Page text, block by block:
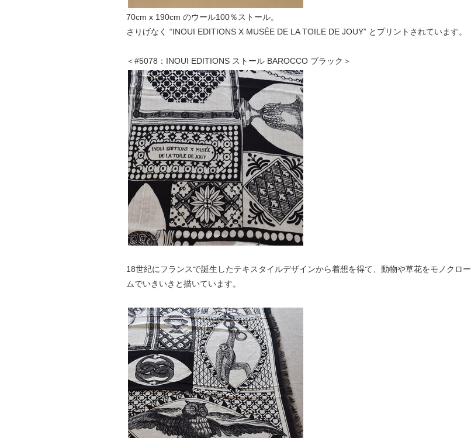
70cm x 190cm のウール100％ストール。
さりげなく “INOUI EDITIONS X MUSÉE DE LA TOILE DE JOUY” とプリントされています。
＜#5078：INOUI EDITIONS ストール BAROCCO ブラック＞
18世紀にフランスで誕生したテキスタイルデザインから着想を得て、動物や草花をモノクロー
ムでいきいきと描いています。